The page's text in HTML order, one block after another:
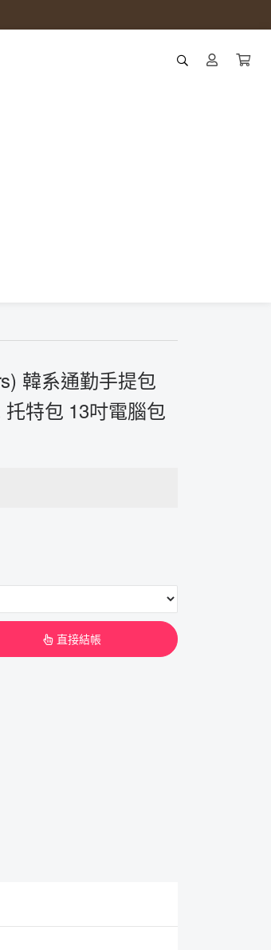
韓系通勤手提包
特包 13吋電腦包
直接結帳